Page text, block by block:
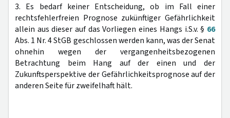
3. Es bedarf keiner Entscheidung, ob im Fall einer
rechtsfehlerfreien Prognose zukünftiger Gefährlichkeit
allein aus dieser auf das Vorliegen eines Hangs i.S.v. § 66
Abs. 1 Nr. 4 StGB geschlossen werden kann, was der Senat
ohnehin wegen der vergangenheitsbezogenen
Betrachtung beim Hang auf der einen und der
Zukunftsperspektive der Gefährlichkeitsprognose auf der
anderen Seite für zweifelhaft hält.